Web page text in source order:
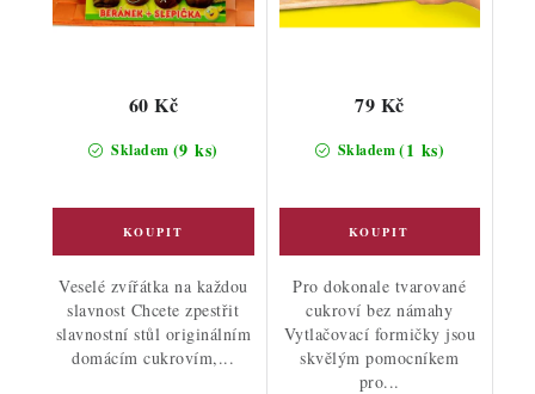
Skladem (9 ks)
60 Kč
Veselé zvířátka na každou
slavnost Chcete zpestřit
slavnostní stůl originálním
domácím cukrovím,...
Skladem(1 ks)
79 Kč
Pro dokonale tvarované
cukroví bez námahy
Vytlačovací formičky jsou
skvělým pomocníkem
pro...